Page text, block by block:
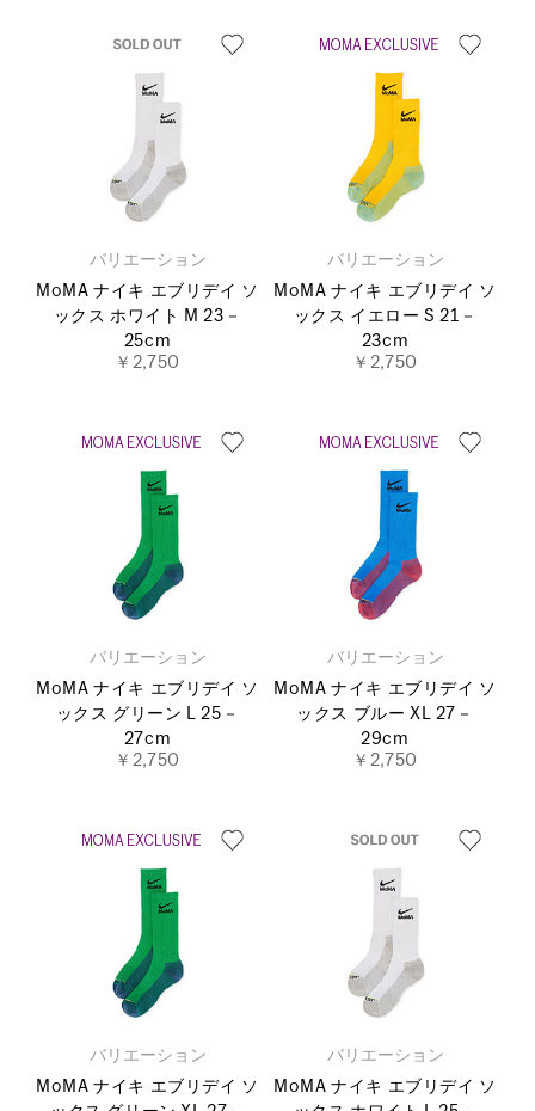
バリエーション
MoMA ナイキ エブリデイ ソ
ックス ホワイト M 23－
25cm
￥2,750
バリエーション
MoMA ナイキ エブリデイ ソ
ックス イエロー S 21－
23cm
￥2,750
バリエーション
MoMA ナイキ エブリデイ ソ
ックス グリーン L 25－
27cm
￥2,750
バリエーション
MoMA ナイキ エブリデイ ソ
ックス ブルー XL 27－
29cm
￥2,750
バリエーション
MoMA ナイキ エブリデイ ソ
バリエーション
MoMA ナイキ エブリデイ ソ